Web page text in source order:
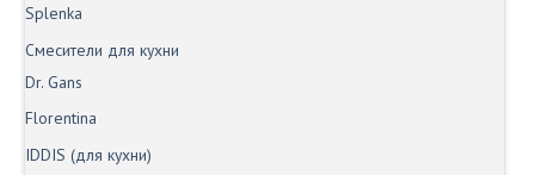
Splenka
Смесители для кухни
Dr. Gans
Florentina
IDDIS (для кухни)